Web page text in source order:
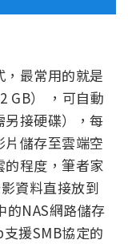
最常用的就是
GB） ，可自動
接硬碟），每
儲存至雲端空
程度，筆者家
資料直接放到
的NAS網路儲存
援SMB協定的